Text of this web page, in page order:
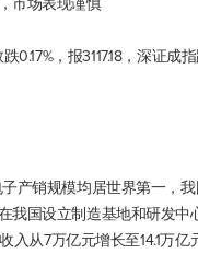
市场表现谨慎
跌0.17%，报3117.18， 深证成指
产销规模均居世界第一，
我国设立制造基地和研发
入从7万亿元增长至14.1万亿